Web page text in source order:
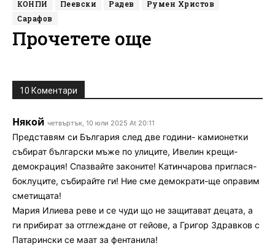
КОНПИ
Пеевски Радев
Румен Христов
Сарафов
Прочетете още
10 Коментари
Някой четвъртък, 10 юли 2025 At 20:11
Представям си България след две години- камионетки
събират български мъже по улиците, Ивелин крещи-
демокрация! Спазвайте законите! Катинчарова приглася-
боклуците, събирайте ги! Ние сме демократи-ще оправим
сметищата!
Мария Илиева реве и се чуди що не защитават децата, а
ги прибират за отглеждане от гейове, а Григор Здравков с
Патарински се маат за фентанила!